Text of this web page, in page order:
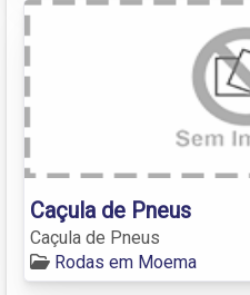
Caçula de Pneus
Caçula de Pneus
Rodas em Moema